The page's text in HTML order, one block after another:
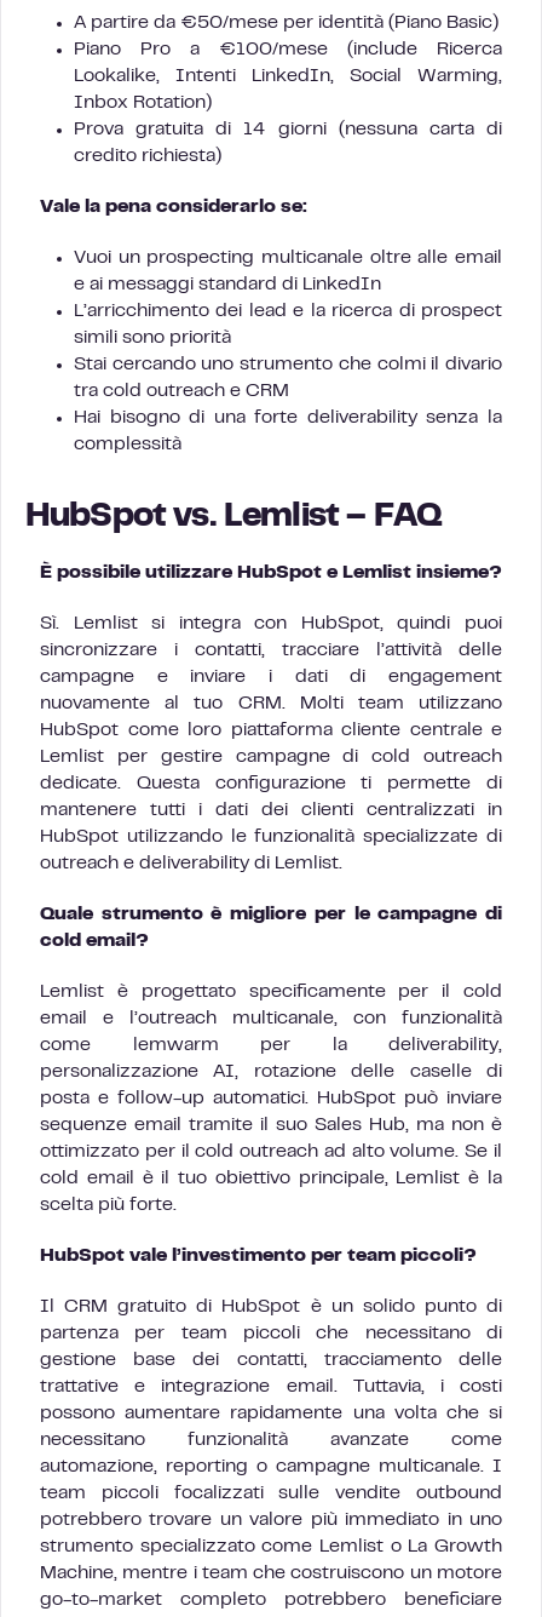
A partire da €50/mese per identità (Piano Basic)
Piano Pro a €100/mese (include Ricerca
Lookalike, Intenti LinkedIn, Social Warming,
Inbox Rotation)
Prova gratuita di 14 giorni (nessuna carta di
credito richiesta)
Vale la pena considerarlo se:
Vuoi un prospecting multicanale oltre alle email
e ai messaggi standard di LinkedIn
L’arricchimento dei lead e la ricerca di prospect
simili sono priorità
Stai cercando uno strumento che colmi il divario
tra cold outreach e CRM
Hai bisogno di una forte deliverability senza la
complessità
HubSpot vs. Lemlist – FAQ
È possibile utilizzare HubSpot e Lemlist insieme?
Sì. Lemlist si integra con HubSpot, quindi puoi
sincronizzare i contatti, tracciare l’attività delle
campagne e inviare i dati di engagement
nuovamente al tuo CRM. Molti team utilizzano
HubSpot come loro piattaforma cliente centrale e
Lemlist per gestire campagne di cold outreach
dedicate. Questa configurazione ti permette di
mantenere tutti i dati dei clienti centralizzati in
HubSpot utilizzando le funzionalità specializzate di
outreach e deliverability di Lemlist.
Quale strumento è migliore per le campagne di
cold email?
Lemlist è progettato specificamente per il cold
email e l’outreach multicanale, con funzionalità
come lemwarm per la deliverability,
personalizzazione AI, rotazione delle caselle di
posta e follow-up automatici. HubSpot può inviare
sequenze email tramite il suo Sales Hub, ma non è
ottimizzato per il cold outreach ad alto volume. Se il
cold email è il tuo obiettivo principale, Lemlist è la
scelta più forte.
HubSpot vale l’investimento per team piccoli?
Il CRM gratuito di HubSpot è un solido punto di
partenza per team piccoli che necessitano di
gestione base dei contatti, tracciamento delle
trattative e integrazione email. Tuttavia, i costi
possono aumentare rapidamente una volta che si
necessitano funzionalità avanzate come
automazione, reporting o campagne multicanale. I
team piccoli focalizzati sulle vendite outbound
potrebbero trovare un valore più immediato in uno
strumento specializzato come Lemlist o La Growth
Machine, mentre i team che costruiscono un motore
go-to-market completo potrebbero beneficiare